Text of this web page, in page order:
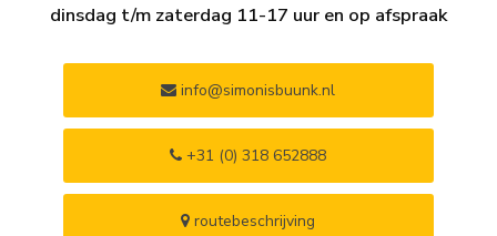
dinsdag t/m zaterdag 11-17 uur en op afspraak
info@simonisbuunk.nl
+31 (0) 318 652888
routebeschrijving